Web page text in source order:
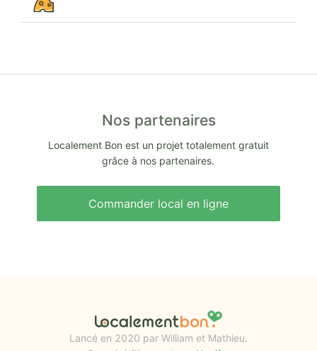
Nos partenaires
Localement Bon est un projet totalement gratuit
grâce à nos partenaires.
Commander local en ligne
Lancé en 2020 par William et Mathieu.